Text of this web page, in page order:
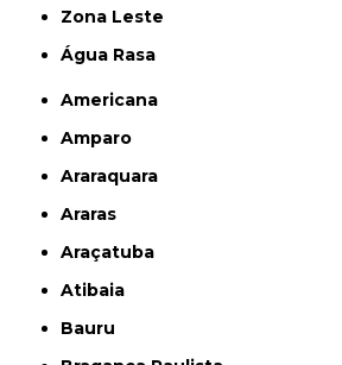
Zona Leste
Água Rasa
Americana
Amparo
Araraquara
Araras
Araçatuba
Atibaia
Bauru